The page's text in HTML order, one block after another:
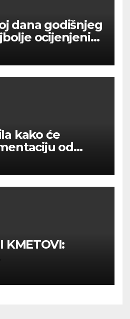
dana godišnjeg
ocijenjeni
kako će
od
KMETOVI:
NE I ZA